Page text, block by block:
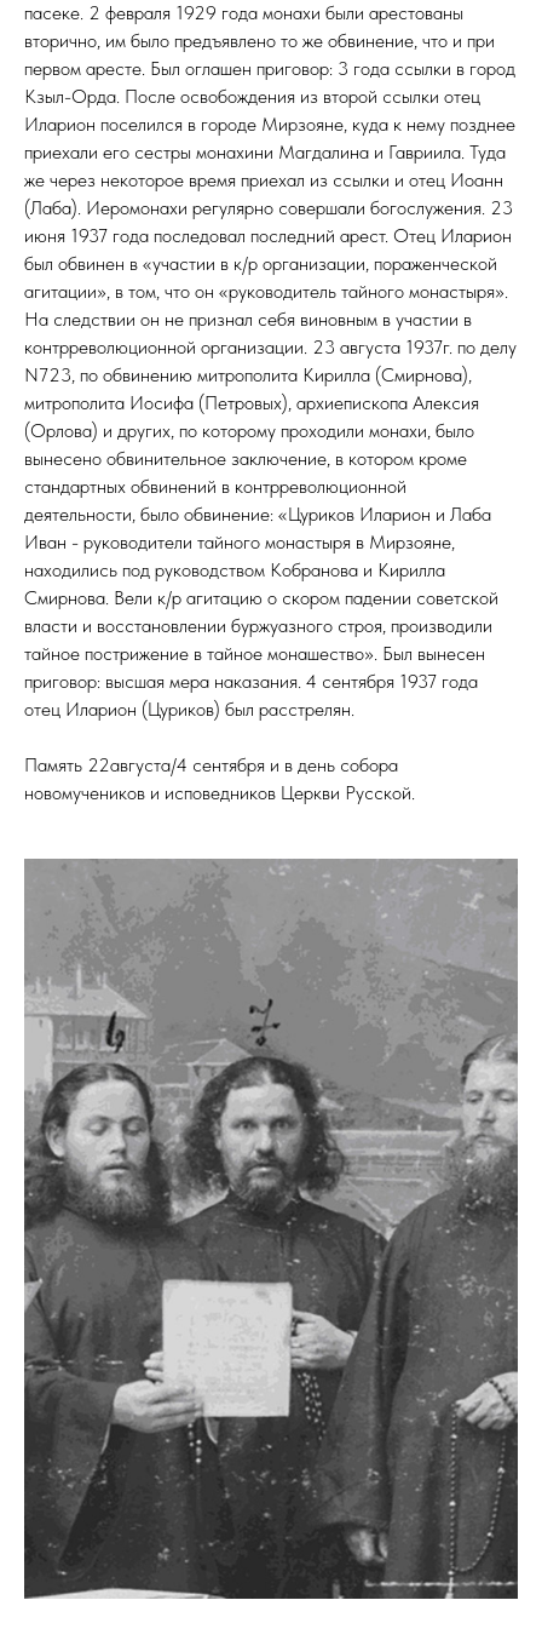
пасеке. 2 февраля 1929 года монахи были арестованы
вторично, им было предъявлено то же обвинение, что и при
первом аресте. Был оглашен приговор: 3 года ссылки в город
Кзыл-Орда. После освобождения из второй ссылки отец
Иларион поселился в городе Мирзояне, куда к нему позднее
приехали его сестры монахини Магдалина и Гавриила. Туда
же через некоторое время приехал из ссылки и отец Иоанн
(Лаба). Иеромонахи регулярно совершали богослужения. 23
июня 1937 года последовал последний арест. Отец Иларион
был обвинен в «участии в к/р организации, пораженческой
агитации», в том, что он «руководитель тайного монастыря».
На следствии он не признал себя виновным в участии в
контрреволюционной организации. 23 августа 1937г. по делу
N723, по обвинению митрополита Кирилла (Смирнова),
митрополита Иосифа (Петровых), архиепископа Алексия
(Орлова) и других, по которому проходили монахи, было
вынесено обвинительное заключение, в котором кроме
стандартных обвинений в контрреволюционной
деятельности, было обвинение: «Цуриков Иларион и Лаба
Иван - руководители тайного монастыря в Мирзояне,
находились под руководством Кобранова и Кирилла
Смирнова. Вели к/р агитацию о скором падении советской
власти и восстановлении буржуазного строя, производили
тайное пострижение в тайное монашество». Был вынесен
приговор: высшая мера наказания. 4 сентября 1937 года
отец Иларион (Цуриков) был расстрелян.
Память 22августа/4 сентября и в день собора
новомучеников и исповедников Церкви Русской.